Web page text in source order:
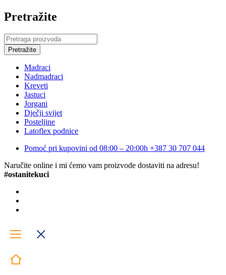
Pretražite
Madraci
Nadmadraci
Kreveti
Jastuci
Jorgani
Dječji svijet
Posteljine
Latoflex podnice
Pomoć pri kupovini od 08:00 – 20:00h +387 30 707 044
Naručite online i mi ćemo vam proizvode dostaviti na adresu!
#ostanitekuci